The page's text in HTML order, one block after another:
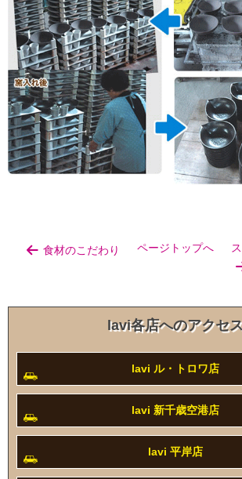
食材のこだわり ページトップへ
lavi各店へのアクセ
lavi ル・トロワ店
lavi 新千歳空港店
lavi 平岸店